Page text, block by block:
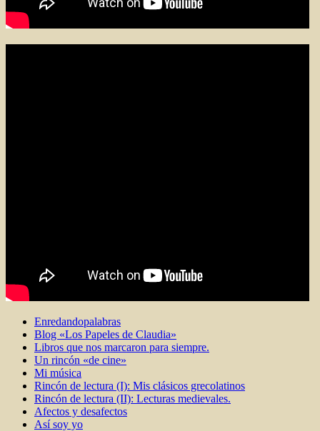
Enredandopalabras
Blog «Los Papeles de Claudia»
Libros que nos marcaron para siempre.
Un rincón «de cine»
Mi música
Rincón de lectura (I): Mis clásicos grecolatinos
Rincón de lectura (II): Lecturas medievales.
Afectos y desafectos
Así soy yo